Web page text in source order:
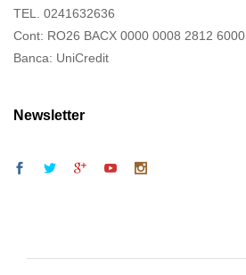
TEL. 0241632636
Cont: RO26 BACX 0000 0008 2812 6000
Banca: UniCredit
Newsletter